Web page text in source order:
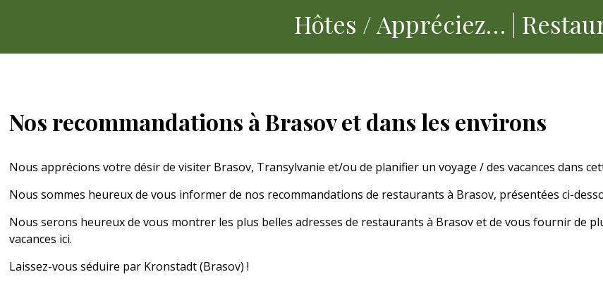
Hôtes / Appréciez… |
Nos recommandations à Brasov et dans les environs
Nous apprécions votre désir de visiter Brasov, Transylvanie et/ou de planifier un voyage / des vacances dans
Nous sommes heureux de vous informer de nos recommandations de restaurants à Brasov, présentées ci-
Nous serons heureux de vous montrer les plus belles adresses de restaurants à Brasov et de vous fournir de
vacances ici.
Laissez-vous séduire par Kronstadt (Brasov) !